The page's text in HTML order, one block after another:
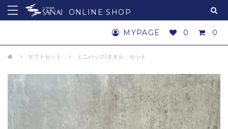
ONLINE SHOP
MYPAGE 0 0
ギフトセット ミニバッグ/タオル セット